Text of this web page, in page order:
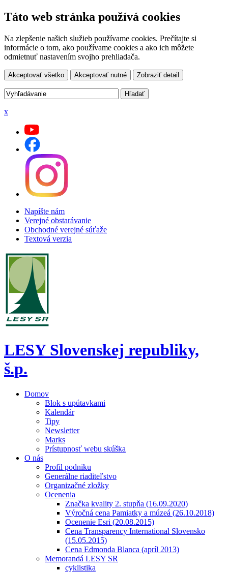
Táto web stránka používá cookies
Na zlepšenie našich služieb používame cookies. Prečítajte si
informácie o tom, ako používame cookies a ako ich môžete
odmietnuť nastavením svojho prehliadača.
Akceptovať všetko Akceptovať nutné Zobraziť detail
x
Napíšte nám
Verejné obstarávanie
Obchodné verejné súťaže
Textová verzia
LESY Slovenskej republiky,
š.p.
Domov
Blok s upútavkami
Kalendár
Tipy
Newsletter
Marks
Prístupnosť webu skúška
O nás
Profil podniku
Generálne riaditeľstvo
Organizačné zložky
Ocenenia
Značka kvality 2. stupňa (16.09.2020)
Výročná cena Pamiatky a múzeá (26.10.2018)
Ocenenie Esri (20.08.2015)
Cena Transparency International Slovensko
(15.05.2015)
Cena Edmonda Blanca (apríl 2013)
Memorandá LESY SR
cyklistika